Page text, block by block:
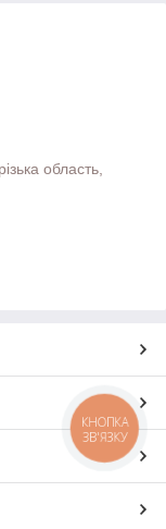
область,
КНОПКА
ЗВ'ЯЗКУ